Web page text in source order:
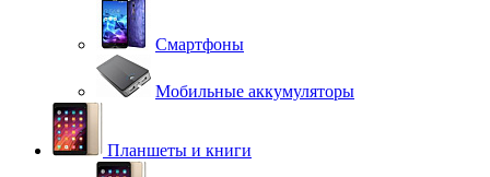
Смартфоны
Мобильные аккумуляторы
Планшеты и книги